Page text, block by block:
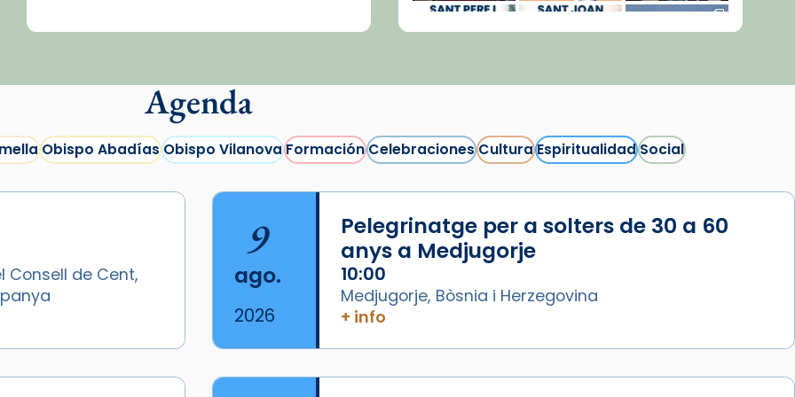
Cargar más...
Agenda
Obispo AbadíasObispo VilanovaFormaciónCelebracionesCulturaEspiritualidadSocial
Consell de Cent,
9
ago.
2026
Pelegrinatge per a solters de 30 a 60
anys a Medjugorje
10:00
Medjugorje, Bòsnia i Herzegovina
+ info